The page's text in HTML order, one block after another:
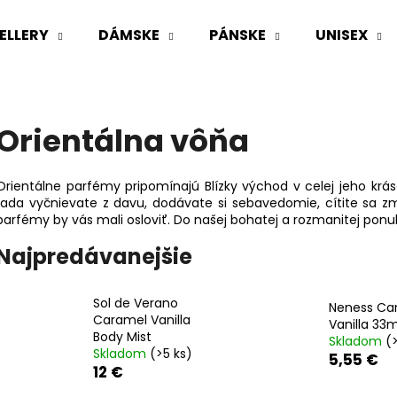
DÁMSKE PÁNSKE UNISEX
vôňa
parfémy pripomínajú Blízky východ v celej jeho
vyčnievate z davu, dodávate si sebavedomie, cítite sa
by vás mali osloviť. Do našej bohatej a rozmanitej
Sol de Verano
Caramel Vanilla
Body Mist
Skladom (>5 ks)
12 €
Neness
Vanilla
Skladom
5,55 €
Odporúčame